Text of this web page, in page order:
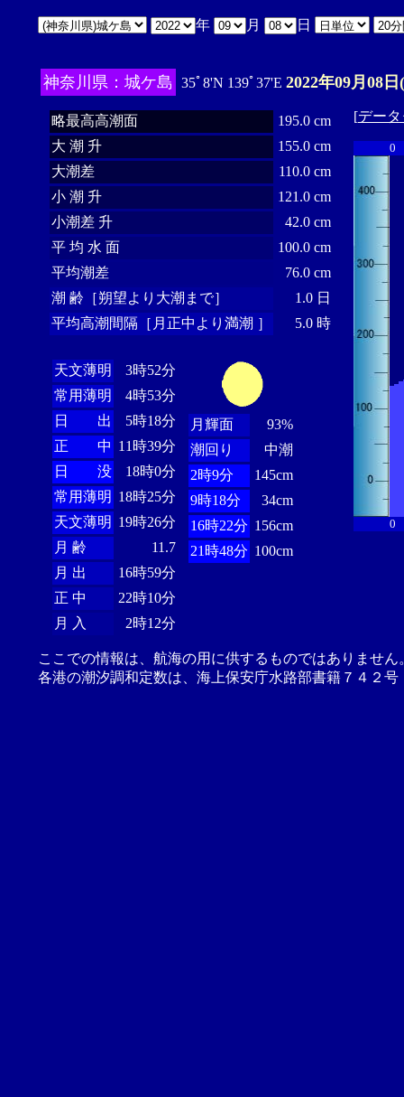
年 月 日
神奈川県：城ケ島 35ﾟ8'N 139ﾟ37'E 2022年09月08
略最高高潮面
195.0 cm
大 潮 升
155.0 cm
大潮差
110.0 cm
小 潮 升
121.0 cm
小潮差 升
42.0 cm
平 均 水 面
100.0 cm
平均潮差
76.0 cm
潮 齢［朔望より大潮まで］
1.0 日
平均高潮間隔［月正中より満潮 ］
5.0 時
天文薄明
3時52分
常用薄明
4時53分
日 出
5時18分
正 中 11時39分
日 没
18時0分
常用薄明 18時25分
天文薄明 19時26分
月 齢
11.7
月 出
16時59分
正 中
22時10分
月 入
2時12分
月輝面
93%
潮回り
中潮
2時9分
145cm
9時18分
34cm
16時22分 156cm
21時48分 100cm
[デー
0
0
ここでの情報は、航海の用に供するものではありませ
各港の潮汐調和定数は、海上保安庁水路部書籍７４２